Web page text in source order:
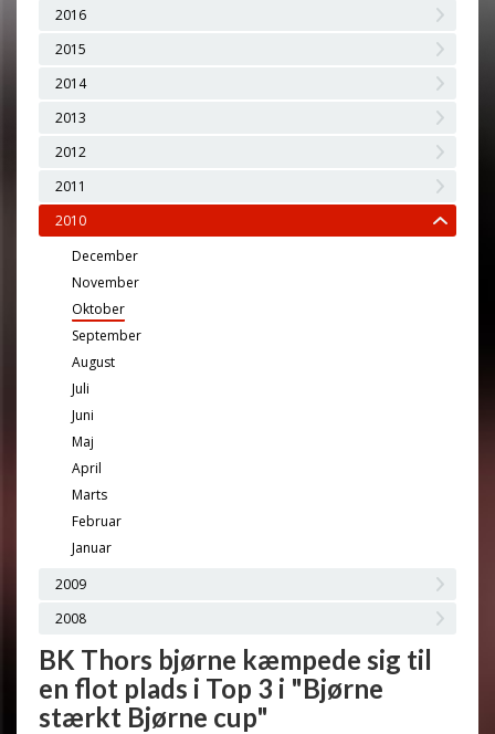
2016
2015
2014
2013
2012
2011
2010
December
November
Oktober
September
August
Juli
Juni
Maj
April
Marts
Februar
Januar
2009
2008
BK Thors bjørne kæmpede sig til
en flot plads i Top 3 i "Bjørne
stærkt Bjørne cup"